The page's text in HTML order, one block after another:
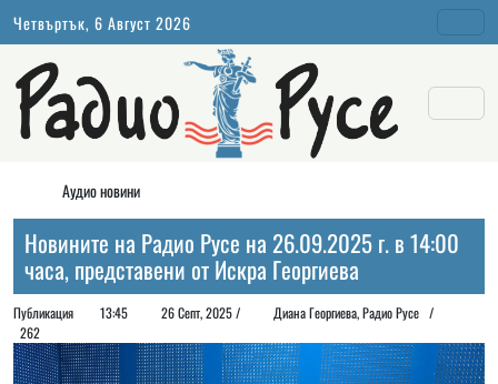
Четвъртък, 6 Август 2026
Аудио новини
Новините на Радио Русе на 26.09.2025 г. в 14:00
часа, представени от Искра Георгиева
Публикация 13:45 26 Септ, 2025 /
Диана Георгиeва, Радио Русе /
262